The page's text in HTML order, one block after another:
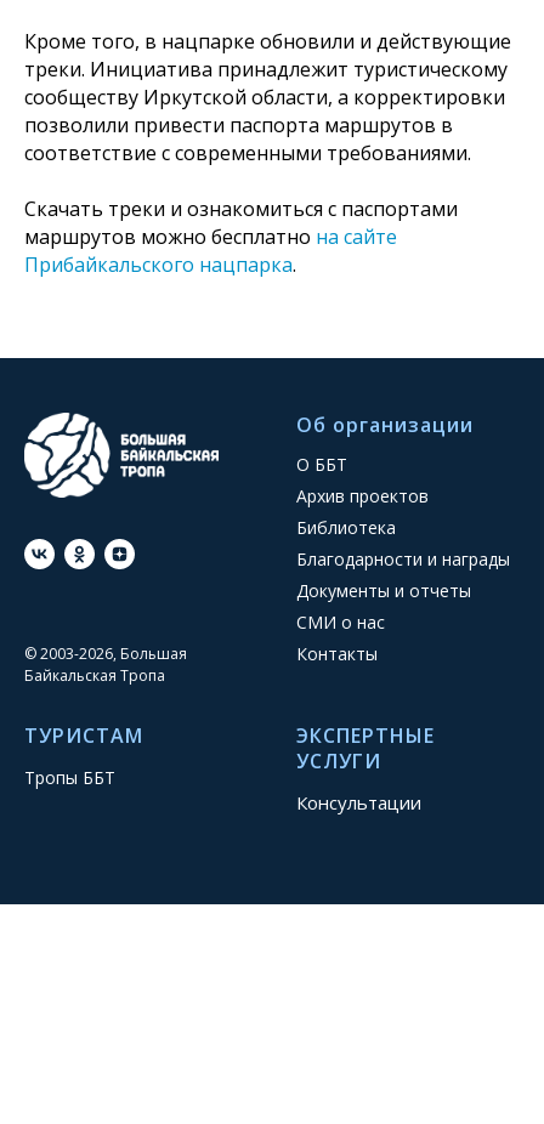
Кроме того, в нацпарке обновили и действующие
треки. Инициатива принадлежит туристическому
сообществу Иркутской области, а корректировки
позволили привести паспорта маршрутов в
соответствие с современными требованиями.
Скачать треки и ознакомиться с паспортами
маршрутов можно бесплатно на сайте
Прибайкальского нацпарка.
© 2003-2026, Большая
Байкальская Тропа
Об организации
О ББТ
Архив проектов
Библиотека
Благодарности и награды
Документы и отчеты
СМИ о нас
Контакты
ТУРИСТАМ
Тропы ББТ
ЭКСПЕРТНЫЕ
УСЛУГИ
Консультации